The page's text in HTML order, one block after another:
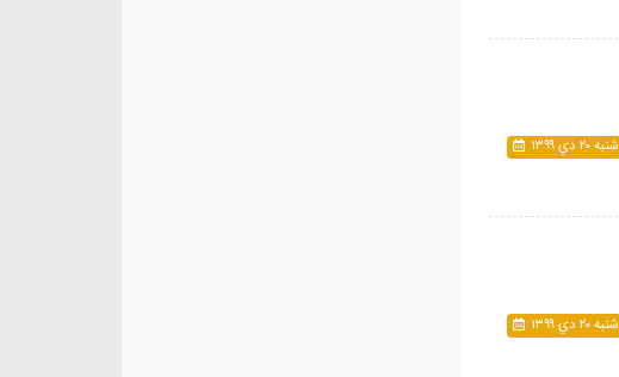
شنبه ۲۰ دي ۱۳۹۹
شنبه ۲۰ دي ۱۳۹۹